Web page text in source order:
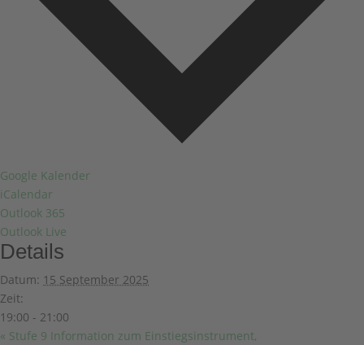
Google Kalender
iCalendar
Outlook 365
Outlook Live
Details
Datum: 15 September 2025
Zeit:
19:00 - 21:00
« Stufe 9 Information zum Einstiegsinstrument,